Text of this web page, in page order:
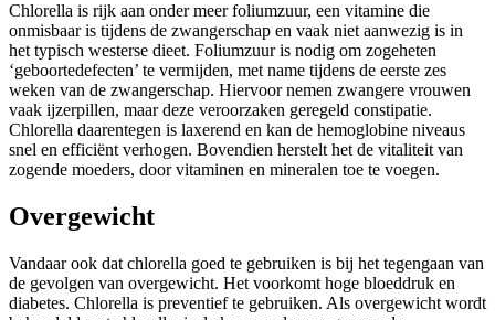
Chlorella is rijk aan onder meer foliumzuur, een vitamine die
onmisbaar is tijdens de zwangerschap en vaak niet aanwezig is in
het typisch westerse dieet. Foliumzuur is nodig om zogeheten
‘geboortedefecten’ te vermijden, met name tijdens de eerste zes
weken van de zwangerschap. Hiervoor nemen zwangere vrouwen
vaak ijzerpillen, maar deze veroorzaken geregeld constipatie.
Chlorella daarentegen is laxerend en kan de hemoglobine niveaus
snel en efficiënt verhogen. Bovendien herstelt het de vitaliteit van
zogende moeders, door vitaminen en mineralen toe te voegen.
Overgewicht
Vandaar ook dat chlorella goed te gebruiken is bij het tegengaan van
de gevolgen van overgewicht. Het voorkomt hoge bloeddruk en
diabetes. Chlorella is preventief te gebruiken. Als overgewicht wordt